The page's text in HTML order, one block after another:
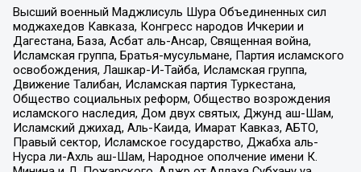
Высший военный Маджлисуль Шура Объединенных сил
моджахедов Кавказа, Конгресс народов Ичкерии и
Дагестана, База, Асбат аль-Ансар, Священная война,
Исламская группа, Братья-мусульмане, Партия исламского
освобождения, Лашкар-И-Тайба, Исламская группа,
Движение Талибан, Исламская партия Туркестана,
Общество социальных реформ, Общество возрождения
исламского наследия, Дом двух святых, Джунд аш-Шам,
Исламский джихад, Аль-Каида, Имарат Кавказ, АБТО,
Правый сектор, Исламское государство, Джабха аль-
Нусра ли-Ахль аш-Шам, Народное ополчение имени К.